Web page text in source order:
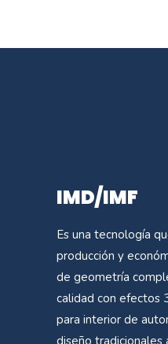
IMD/IMF
Es una tecnología
producción y
de geometría
calidad con efectos
para interior de
diseño tradicionales